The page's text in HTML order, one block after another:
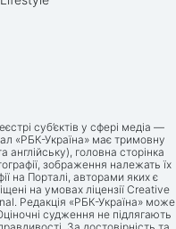
суб’єктів у сфері медіа —
«РБК-Україна» має тримовну
англійську), головна сторінка
зображення належать їх
на Порталі, авторами яких є
на умовах ліцензії Creative
Редакція «РБК-Україна» може
судження не підлягають